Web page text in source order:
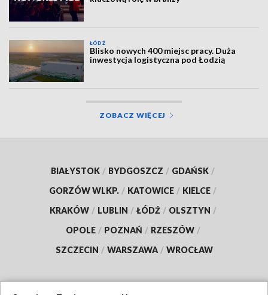
ŁÓDŹ
Blisko nowych 400 miejsc pracy. Duża
inwestycja logistyczna pod Łodzią
ZOBACZ WIĘCEJ
BIAŁYSTOK / BYDGOSZCZ / GDAŃSK /
GORZÓW WLKP. / KATOWICE / KIELCE /
KRAKÓW / LUBLIN / ŁÓDŹ / OLSZTYN /
OPOLE / POZNAŃ / RZESZÓW /
SZCZECIN / WARSZAWA / WROCŁAW